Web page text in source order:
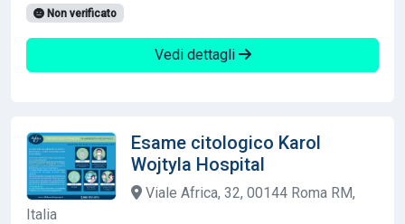
Non verificato
Vedi dettagli
Esame citologico Karol
Wojtyla Hospital
Viale Africa, 32, 00144 Roma RM,
Italia